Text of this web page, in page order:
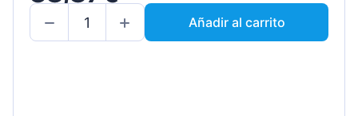
Añadir al carrito